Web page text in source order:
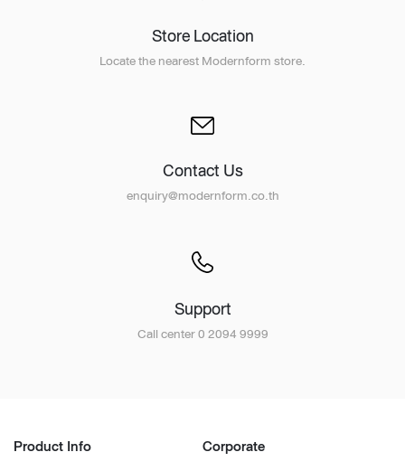
Store Location
Locate the nearest Modernform store.
Contact Us
enquiry@modernform.co.th
Support
Call center 0 2094 9999
Product Info Corporate